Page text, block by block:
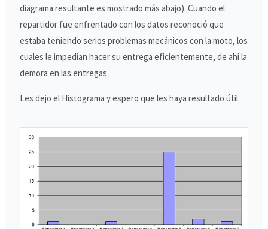
diagrama resultante es mostrado más abajo). Cuando el
repartidor fue enfrentado con los datos reconoció que
estaba teniendo serios problemas mecánicos con la moto, los
cuales le impedían hacer su entrega eficientemente, de ahí la
demora en las entregas.
Les dejo el Histograma y espero que les haya resultado útil.